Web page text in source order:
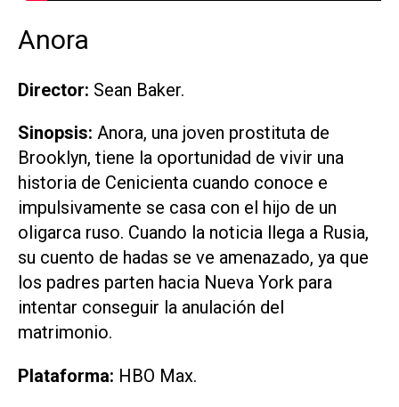
Anora
Director: Sean Baker.
Sinopsis: Anora, una joven prostituta de
Brooklyn, tiene la oportunidad de vivir una
historia de Cenicienta cuando conoce e
impulsivamente se casa con el hijo de un
oligarca ruso. Cuando la noticia llega a Rusia,
su cuento de hadas se ve amenazado, ya que
los padres parten hacia Nueva York para
intentar conseguir la anulación del
matrimonio.
Plataforma: HBO Max.